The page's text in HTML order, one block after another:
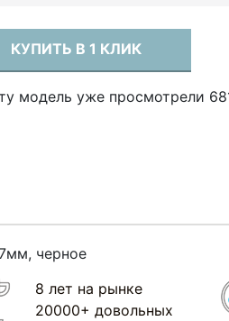
КУПИТЬ В 1 КЛИК
модель уже просмотрели
черное
8 лет на рынке
20000+ довольных